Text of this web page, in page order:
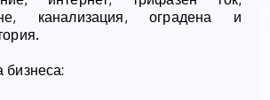
канализация, оградена и
бизнеса: